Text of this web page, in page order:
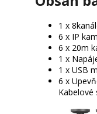
1 x
6 x IP
6 x 20m
1 x
1 x USB
6 x
Kabelové